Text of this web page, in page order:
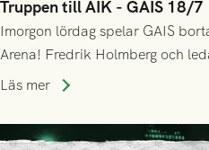
Truppen till AIK - GAIS 18/7
Imorgon lördag spelar GAIS
Arena! Fredrik Holmberg och
trupp till matchen:
Läs mer